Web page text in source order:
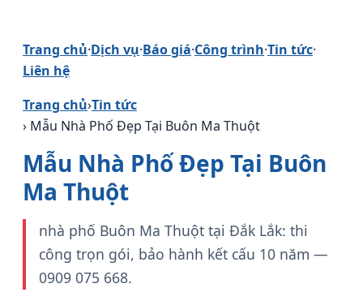
Trang chủ·Dịch vụ·Báo giá·Công trình·Tin tức·
Liên hệ
Trang chủ›Tin tức
› Mẫu Nhà Phố Đẹp Tại Buôn Ma Thuột
Mẫu Nhà Phố Đẹp Tại Buôn
Ma Thuột
nhà phố Buôn Ma Thuột tại Đắk Lắk: thi
công trọn gói, bảo hành kết cấu 10 năm —
0909 075 668.